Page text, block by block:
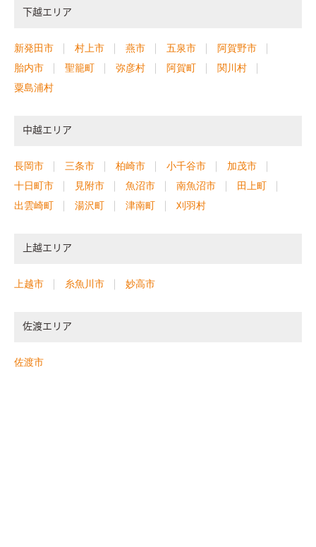
下越エリア
新発田市 村上市 燕市 五泉市
阿賀野市
胎内市
聖籠町 弥彦村 阿賀町
関川村
粟島浦村
中越エリア
長岡市 三条市 柏崎市 小千谷市
加茂市
十日町市
見附市 魚沼市 南魚沼市
田上町
出雲崎町
湯沢町 津南町 刈羽村
上越エリア
上越市 糸魚川市 妙高市
佐渡エリア
佐渡市